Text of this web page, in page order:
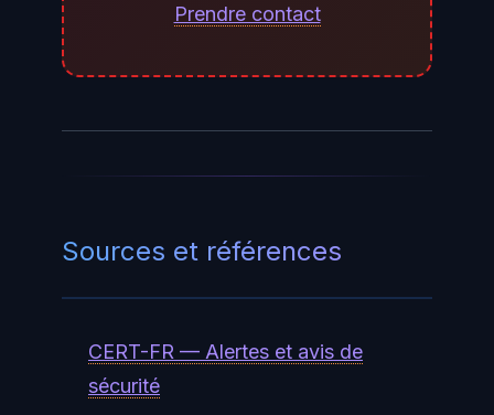
Prendre contact
Sources et références
CERT-FR — Alertes et avis de
sécurité